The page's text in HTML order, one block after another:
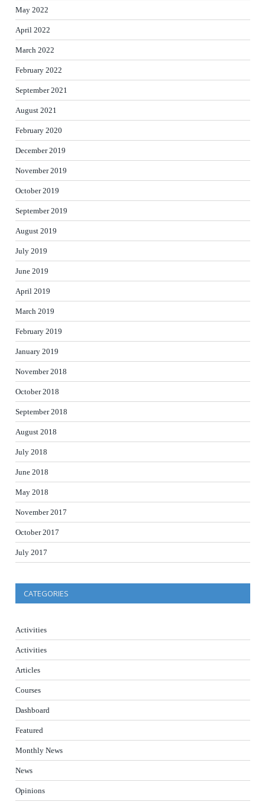
May 2022
April 2022
March 2022
February 2022
September 2021
August 2021
February 2020
December 2019
November 2019
October 2019
September 2019
August 2019
July 2019
June 2019
April 2019
March 2019
February 2019
January 2019
November 2018
October 2018
September 2018
August 2018
July 2018
June 2018
May 2018
November 2017
October 2017
July 2017
CATEGORIES
Activities
Activities
Articles
Courses
Dashboard
Featured
Monthly News
News
Opinions